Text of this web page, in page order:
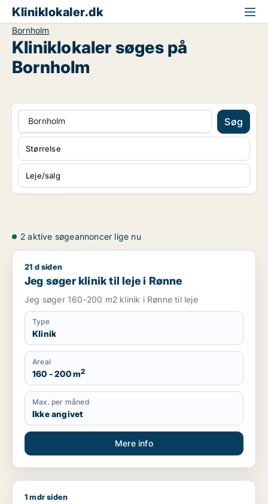
Kliniklokaler.dk
Bornholm
Kliniklokaler søges på
Bornholm
Bornholm Søg
Leje/salg
Størrelse
2 aktive søgeannoncer lige nu
Jeg søger klinik til leje i Rønne
21 d siden
Jeg søger klinik til leje i Rønne
Jeg søger 160-200 m2 klinik i Rønne til leje
Type
Klinik
Areal
160 - 200 m2
Max. per måned
Ikke angivet
Mere info
Jeg søger kontor eller klinik til salg i Rønne
1 mdr siden